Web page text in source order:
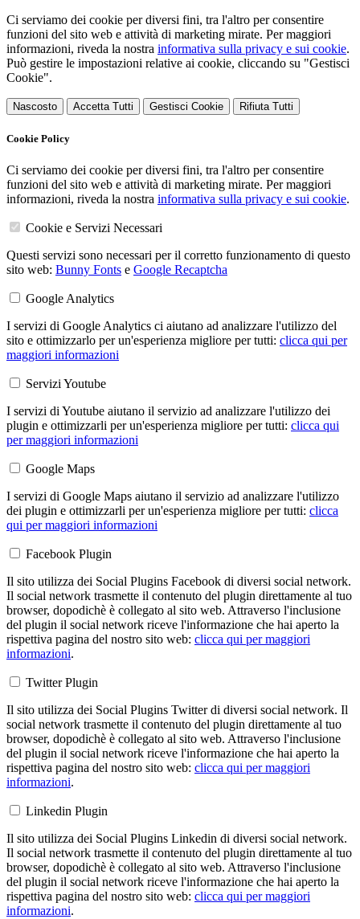
Ci serviamo dei cookie per diversi fini, tra l'altro per consentire
funzioni del sito web e attività di marketing mirate. Per maggiori
informazioni, riveda la nostra informativa sulla privacy e sui cookie.
Può gestire le impostazioni relative ai cookie, cliccando su "Gestisci
Cookie".
Nascosto Accetta Tutti Gestisci Cookie Rifiuta Tutti
Cookie Policy
Ci serviamo dei cookie per diversi fini, tra l'altro per consentire
funzioni del sito web e attività di marketing mirate. Per maggiori
informazioni, riveda la nostra informativa sulla privacy e sui cookie.
Cookie e Servizi Necessari
Questi servizi sono necessari per il corretto funzionamento di questo
sito web: Bunny Fonts e Google Recaptcha
Google Analytics
I servizi di Google Analytics ci aiutano ad analizzare l'utilizzo del
sito e ottimizzarlo per un'esperienza migliore per tutti: clicca qui per
maggiori informazioni
Servizi Youtube
I servizi di Youtube aiutano il servizio ad analizzare l'utilizzo dei
plugin e ottimizzarli per un'esperienza migliore per tutti: clicca qui
per maggiori informazioni
Google Maps
I servizi di Google Maps aiutano il servizio ad analizzare l'utilizzo
dei plugin e ottimizzarli per un'esperienza migliore per tutti: clicca
qui per maggiori informazioni
Facebook Plugin
Il sito utilizza dei Social Plugins Facebook di diversi social network.
Il social network trasmette il contenuto del plugin direttamente al tuo
browser, dopodichè è collegato al sito web. Attraverso l'inclusione
del plugin il social network riceve l'informazione che hai aperto la
rispettiva pagina del nostro sito web: clicca qui per maggiori
informazioni.
Twitter Plugin
Il sito utilizza dei Social Plugins Twitter di diversi social network. Il
social network trasmette il contenuto del plugin direttamente al tuo
browser, dopodichè è collegato al sito web. Attraverso l'inclusione
del plugin il social network riceve l'informazione che hai aperto la
rispettiva pagina del nostro sito web: clicca qui per maggiori
informazioni.
Linkedin Plugin
Il sito utilizza dei Social Plugins Linkedin di diversi social network.
Il social network trasmette il contenuto del plugin direttamente al tuo
browser, dopodichè è collegato al sito web. Attraverso l'inclusione
del plugin il social network riceve l'informazione che hai aperto la
rispettiva pagina del nostro sito web: clicca qui per maggiori
informazioni.